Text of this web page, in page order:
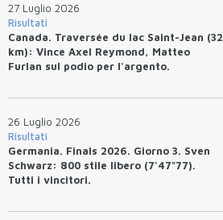
27 Luglio 2026
Risultati
Canada. Traversée du lac Saint-Jean (32
km): Vince Axel Reymond, Matteo
Furlan sul podio per l'argento.
26 Luglio 2026
Risultati
Germania. Finals 2026. Giorno 3. Sven
Schwarz: 800 stile libero (7'47"77).
Tutti i vincitori.